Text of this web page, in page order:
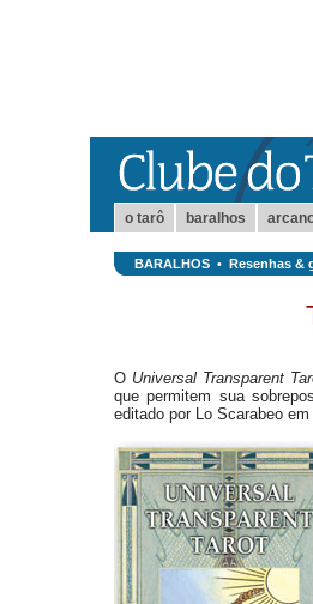
o tarô
baralhos
BARALHOS • Resenhas &
O Universal Transparent
que permitem sua
editado por Lo Scarabeo em